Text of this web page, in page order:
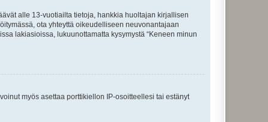
alle 13-vuotiailta tietoja, hankkia huoltajan kirjallisen
ota yhteyttä oikeudelliseen neuvonantajaan
lakiasioissa, lukuunottamatta kysymystä “Keneen minun
myös asettaa porttikiellon IP-osoitteellesi tai estänyt